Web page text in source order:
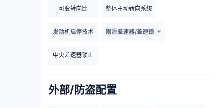
可变转向比 整体主动转向系统
发动机启停技术 限滑差速器/差速锁
中央差速器锁止
外部/防盗配置